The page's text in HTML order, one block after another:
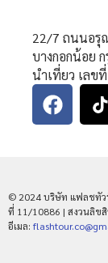
22/7 ถนนอรุ
บางกอกน้อย
นำเที่ยว เลข
© 2024 บริษัท แฟลชทัว
ที่ 11/10886 | สงวนลิข
อีเมล: